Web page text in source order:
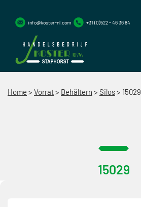
info@koster-nl.com +31 (0)522 - 46 36 84
Home > Vorrat> Behältern > Silos> 15029
15029